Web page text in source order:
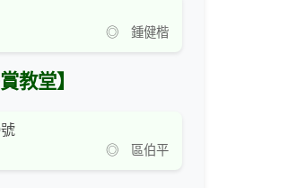
◎ 鍾健楷
教堂】
◎ 區伯平